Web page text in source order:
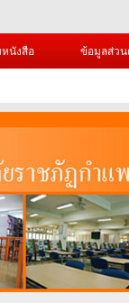
หนังสือ ข้อมูลส่ว